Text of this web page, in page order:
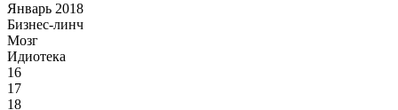
Январь 2018
Бизнес-линч
Мозг
Идиотека
16
17
18